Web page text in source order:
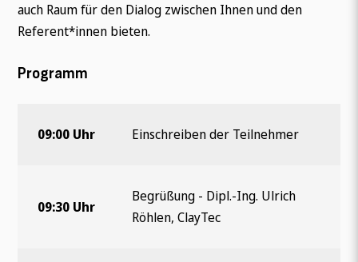
auch Raum für den Dialog zwischen Ihnen und den
Referent*innen bieten.
Programm
09:00 Uhr Einschreiben der Teilnehmer
09:30 Uhr
Begrüßung - Dipl.-Ing. Ulrich
Röhlen, ClayTec